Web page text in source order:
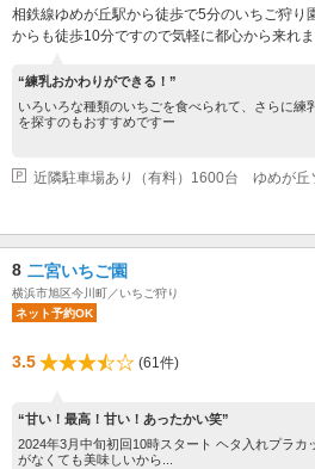
相鉄線ゆめが丘駅から徒歩で5分のいちご狩り
からも徒歩10分ですので気軽に都心から来れま
“練乳おかわりができる！”
いろいろな種類のいちごを食べられて、さらに練
を探すのもおすすめですー
8 二宮いちご園
横浜市旭区今川町／いちご狩り
ネット予約OK
3.5 (61件)
“甘い！最高！甘い！あったかい笑”
2024年3月中旬初回10時スタート ヘタ入れプラカ
がなくても美味しいから...